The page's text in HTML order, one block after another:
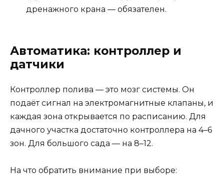
дренажного крана — обязателен.
Автоматика: контроллер и
датчики
Контроллер полива — это мозг системы. Он
подаёт сигнал на электромагнитные клапаны, и
каждая зона открывается по расписанию. Для
дачного участка достаточно контроллера на 4–6
зон. Для большого сада — на 8–12.
На что обратить внимание при выборе: